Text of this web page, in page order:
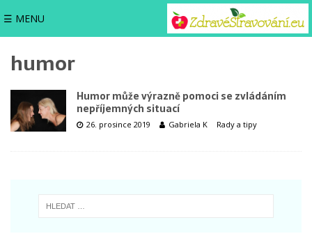
☰ MENU
humor
Humor může výrazně pomoci se zvládáním
nepříjemných situací
26. prosince 2019 Gabriela K Rady a tipy